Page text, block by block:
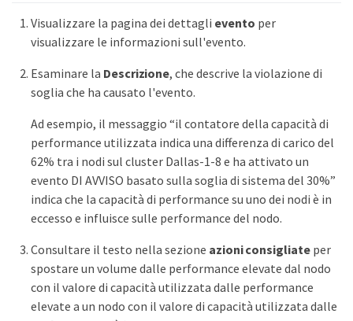
Visualizzare la pagina dei dettagli evento per
visualizzare le informazioni sull'evento.
Esaminare la Descrizione, che descrive la violazione di
soglia che ha causato l'evento.
Ad esempio, il messaggio “il contatore della capacità di
performance utilizzata indica una differenza di carico del
62% tra i nodi sul cluster Dallas-1-8 e ha attivato un
evento DI AVVISO basato sulla soglia di sistema del 30%”
indica che la capacità di performance su uno dei nodi è in
eccesso e influisce sulle performance del nodo.
Consultare il testo nella sezione azioni consigliateper
spostare un volume dalle performance elevate dal nodo
con il valore di capacità utilizzata dalle performance
elevate a un nodo con il valore di capacità utilizzata dalle